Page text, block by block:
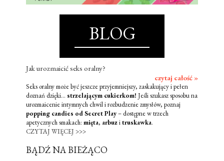
BLOG
Jak urozmaicić seks oralny?
czytaj całość »
Seks oralny może być jeszcze przyjemniejszy, zaskakujący i pełen
doznań dzięki... strzelającym cukierkom! Jeśli szukasz sposobu na
urozmaicenie intymnych chwil i rozbudzenie zmysłów, poznaj
popping candies od Secret Play– dostępne w trzech
apetycznych smakach: mięta, arbuzitruskawka.
CZYTAJ WIĘCEJ >>>
BĄDŹ NA BIEŻĄCO